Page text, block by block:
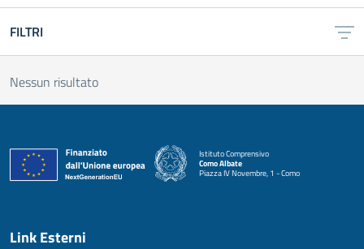
FILTRI
Nessun risultato
Istituto Comprensivo
Como Albate
Piazza IV Novembre, 1 - Como
— Visita la pagina iniziale della scuola
Link Esterni